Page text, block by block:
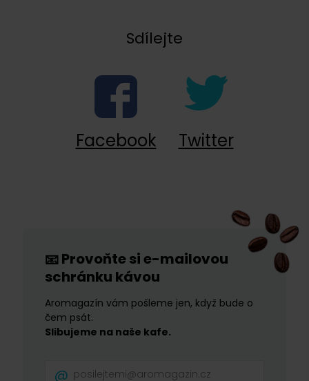
Sdílejte
Facebook Twitter
📧Provoňte si e-mailovou
schránku kávou
Aromagazín vám pošleme jen, když bude o
čem psát.
Slibujeme na naše kafe.